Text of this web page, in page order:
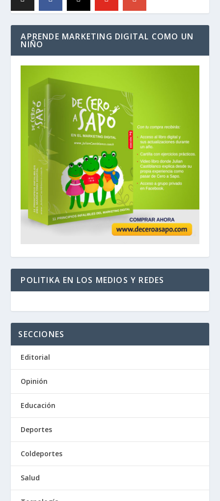
APRENDE MARKETING DIGITAL COMO UN
NIÑO
POLITIKA EN LOS MEDIOS Y REDES
SECCIONES
Editorial
Opinión
Educación
Deportes
Coldeportes
Salud